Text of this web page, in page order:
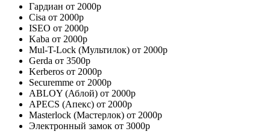
Гардиан от 2000р
Cisa от 2000р
ISEO от 2000р
Kaba от 2000р
Mul-T-Lock (Мультилок) от 2000р
Gerda от 3500р
Kerberos от 2000р
Securemme от 2000р
ABLOY (Аблой) от 2000р
APECS (Апекс) от 2000р
Masterlock (Мастерлок) от 2000р
Электронный замок от 3000р